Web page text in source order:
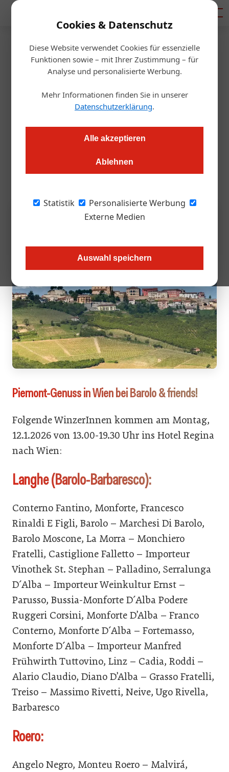
Cookies & Datenschutz
Diese Website verwendet Cookies für essenzielle
Funktionen sowie – mit Ihrer Zustimmung – für
Analyse und personalisierte Werbung.
Mehr Informationen finden Sie in unserer
Datenschutzerklärung.
Alle akzeptieren
Ablehnen
Statistik
Personalisierte Werbung
Externe Medien
Auswahl speichern
Startseite/Gastro & Hotel
Weinverkostung
Barolo & Friends
m.hoeller@wirtschaftsverlag.at 07.01.2026, 11:02 Uhr
darunter 10 Barbaresco, 6 Roero, 31 Barbera sowie Dolcetto
und Verduno Pelaverga
Piemont-Genuss in Wien bei Barolo & friends!
Folgende WinzerInnen kommen am Montag,
12.1.2026 von 13.00-19.30 Uhr ins Hotel Regina
nach Wien:
Langhe (Barolo-Barbaresco):
Conterno Fantino, Monforte, Francesco
Rinaldi E Figli, Barolo – Marchesi Di Barolo,
Barolo Moscone, La Morra – Monchiero
Fratelli, Castiglione Falletto – Importeur
Vinothek St. Stephan – Palladino, Serralunga
D´Alba – Importeur Weinkultur Ernst –
Parusso, Bussia-Monforte D´Alba Podere
Ruggeri Corsini, Monforte D’Alba – Franco
Conterno, Monforte D´Alba – Fortemasso,
Monforte D´Alba – Importeur Manfred
Frühwirth Tuttovino, Linz – Cadia, Roddi –
Alario Claudio, Diano D’Alba – Grasso Fratelli,
Treiso – Massimo Rivetti, Neive, Ugo Rivella,
Barbaresco
Roero:
Angelo Negro, Monteu Roero – Malvirá,